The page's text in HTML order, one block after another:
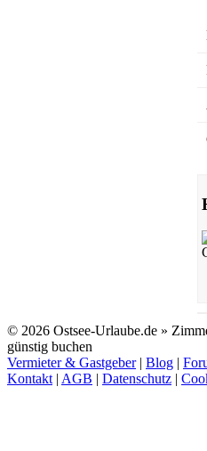
© 2026 Ostsee-Urlaube.de »
günstig buchen
Vermieter & Gastgeber| Blog |
Kontakt | AGB | Datenschutz |